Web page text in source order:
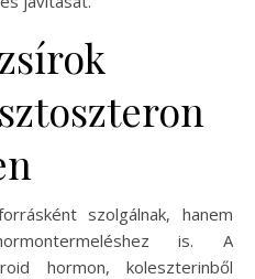
szolgálnak, hanem
is. A
hormon, koleszterinből